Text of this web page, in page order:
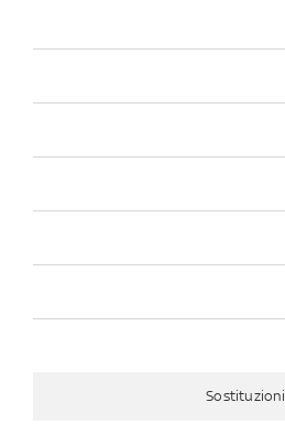
Sostituzioni